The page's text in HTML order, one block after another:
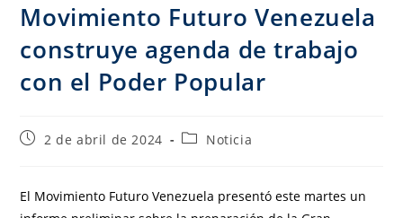
Movimiento Futuro Venezuela
construye agenda de trabajo
con el Poder Popular
2 de abril de 2024 Noticia
El Movimiento Futuro Venezuela presentó este martes un